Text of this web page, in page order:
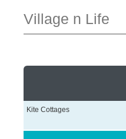
Village n Life
Kite Cottages